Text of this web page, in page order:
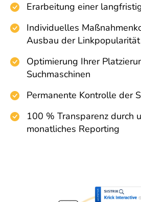
Erarbeitung einer
Individuelles
Ausbau der Linkpopularität
Optimierung Ihrer
Suchmaschinen
Permanente Kontrolle der
100 % Transparenz durch
monatliches Reporting